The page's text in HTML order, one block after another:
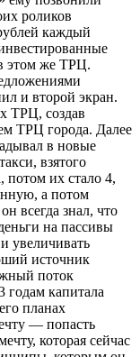
роликов
каждый
этом же ТРЦ.
и второй экран.
ТРЦ, создав
ТРЦ города. Далее
в новые
взятого
потом их стало 4,
а потом
всегда знал, что
на пассивы
увеличивать
источник
поток
годам капитала
планах
— попасть
которая сейчас